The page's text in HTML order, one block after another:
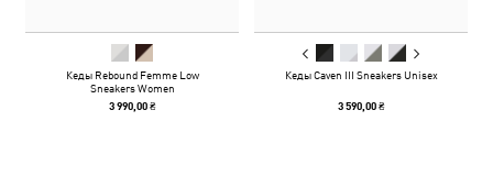
Кеды Rebound Femme Low
Sneakers Women
3 990,00 ₴
Кеды Caven III Sneakers Unisex
3 590,00 ₴